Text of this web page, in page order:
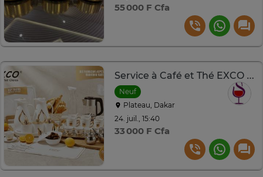
55 000 F Cfa
Service à Café et Thé EXCO « Flame » 40 pièces
Neuf
Plateau, Dakar
24. juil., 15:40
33 000 F Cfa